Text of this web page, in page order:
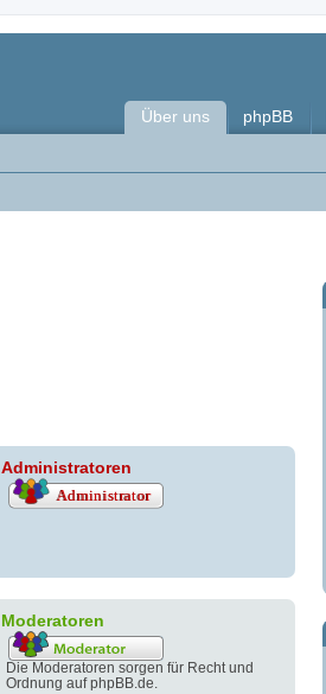
Über uns phpBB
Administratoren
Moderatoren
Die Moderatoren sorgen für Recht und
Ordnung auf phpBB.de.